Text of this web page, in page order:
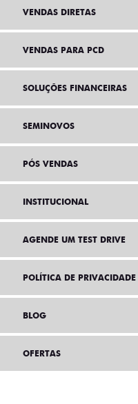
VENDAS DIRETAS
VENDAS PARA PCD
SOLUÇÕES FINANCEIRAS
SEMINOVOS
PÓS VENDAS
INSTITUCIONAL
AGENDE UM TEST DRIVE
POLÍTICA DE PRIVACIDADE
BLOG
OFERTAS